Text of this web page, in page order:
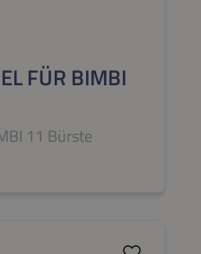
FÜR BIMBI